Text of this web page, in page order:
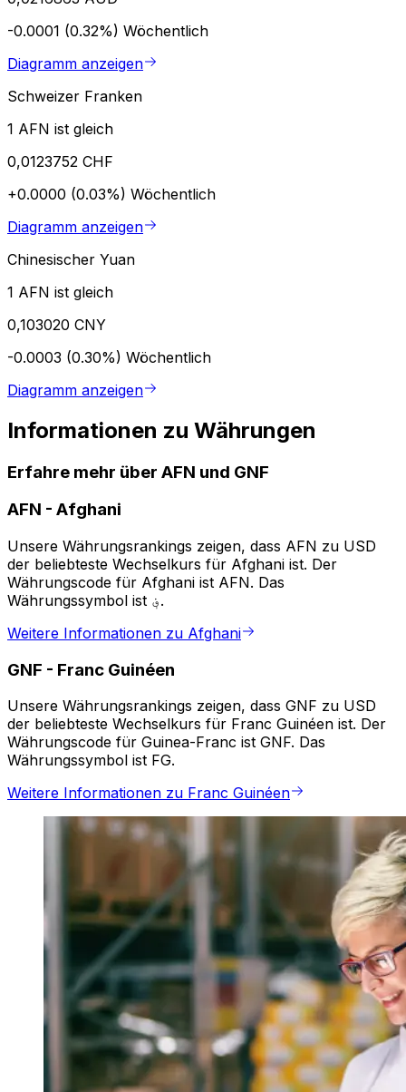
-0.0001 (0.32%) Wöchentlich
Diagramm anzeigen
Schweizer Franken
1 AFN ist gleich
0,0123752 CHF
+0.0000 (0.03%) Wöchentlich
Diagramm anzeigen
Chinesischer Yuan
1 AFN ist gleich
0,103020 CNY
-0.0003 (0.30%) Wöchentlich
Diagramm anzeigen
Informationen zu Währungen
Erfahre mehr über AFN und GNF
AFN - Afghani
Unsere Währungsrankings zeigen, dass AFN zu USD
der beliebteste Wechselkurs für Afghani ist. Der
Währungscode für Afghani ist AFN. Das
Währungssymbol ist ؋.
Weitere Informationen zu Afghani
GNF - Franc Guinéen
Unsere Währungsrankings zeigen, dass GNF zu USD
der beliebteste Wechselkurs für Franc Guinéen ist. Der
Währungscode für Guinea-Franc ist GNF. Das
Währungssymbol ist FG.
Weitere Informationen zu Franc Guinéen